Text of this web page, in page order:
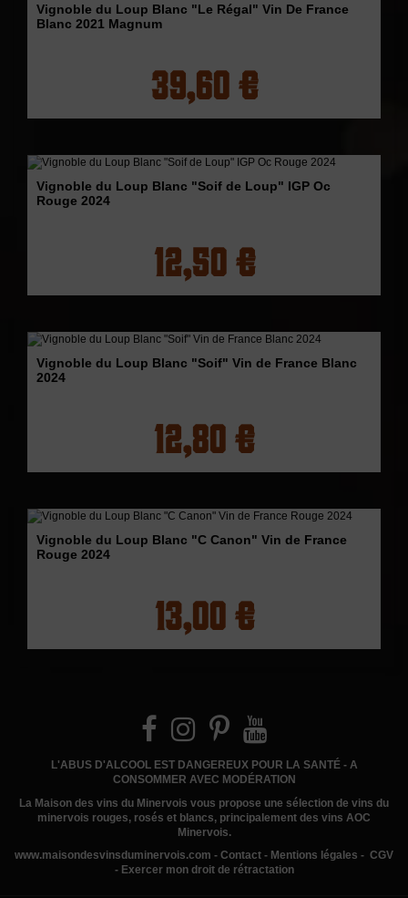
Vignoble du Loup Blanc "Le Régal" Vin De France
Blanc 2021 Magnum
39,60 €
Vignoble du Loup Blanc "Soif de Loup" IGP Oc
Rouge 2024
12,50 €
Vignoble du Loup Blanc "Soif" Vin de France Blanc
2024
12,80 €
Vignoble du Loup Blanc "C Canon" Vin de France
Rouge 2024
13,00 €
L'ABUS D'ALCOOL EST DANGEREUX POUR LA SANTÉ - A
CONSOMMER AVEC MODÉRATION
La Maison des vins du Minervois vous propose une sélection de vins du
minervois rouges, rosés et blancs, principalement des vins AOC
Minervois.
www.maisondesvinsduminervois.com - Contact - Mentions légales - CGV
- Exercer mon droit de rétractation